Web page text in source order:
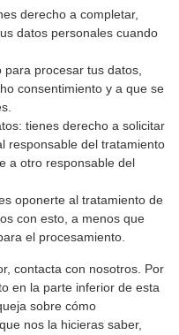
derecho a completar,
datos personales cuando
procesar tus datos,
consentimiento y a que se
tienes derecho a solicitar
responsable del tratamiento
a otro responsable del
oponerte al tratamiento de
con esto, a menos que
el procesamiento.
contacta con nosotros. Por
en la parte inferior de esta
sobre cómo
nos la hicieras saber,